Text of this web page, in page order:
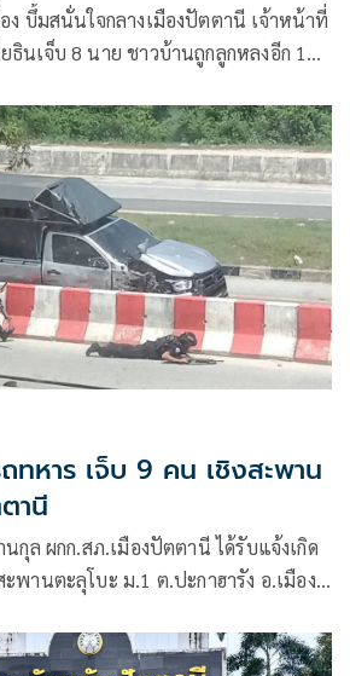
ง บึ้มสนั่นใจกลางเมืองปัตตานี เจ้าหน้าที่
ธินเจ็บ 8 นาย ชาวบ้านถูกลูกหลงอีก 1
ทหาร เจ็บ 9 คน เชิงสะพาน
านี
กุล ผกก.สภ.เมืองปัตตานี ได้รับแจ้งเกิด
ะพานตะลุโบะ ม.1 ต.ปะกาฮารัง อ.เมือง
กนั้นประสานชุดเก็บวัตถุระเบิดเข้ามา